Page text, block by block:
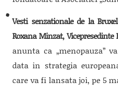
Vesti senzationale de la
Roxana Minzat,
anunta ca „menopauza”
data in strategia
care va fi lansata joi, pe 5